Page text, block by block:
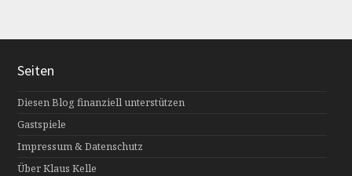
Seiten
Diesen Blog finanziell unterstützen
Gastspiele
Impressum & Datenschutz
Über Klaus Kelle